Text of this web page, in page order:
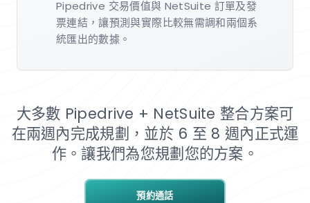
Pipedrive 交易價值與 NetSuite 訂單及發
票連結，讓預測與實際比較無需調和兩個系
統匯出的數據。
預約通話
大多數 Pipedrive + NetSuite 整合方案可
在兩週內完成規劃，並於 6 至 8 週內正式運
作。讓我們為您規劃您的方案。